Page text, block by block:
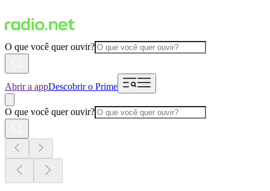
O que você quer ouvir?
Abrir a appDescobrir o Prime
O que você quer ouvir?